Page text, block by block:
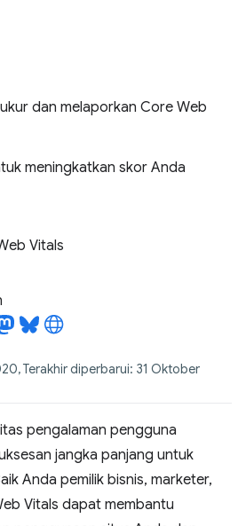
dan melaporkan Core Web
meningkatkan skor Anda
Vitals
Terakhir diperbarui: 31 Oktober
pengalaman pengguna
jangka panjang untuk
Anda pemilik bisnis, marketer,
Vitals dapat membantu